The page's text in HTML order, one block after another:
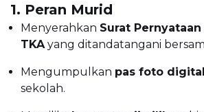
1. Peran Murid
Menyerahkan Surat
TKA yang ditandatangani
Mengumpulkan pas foto
sekolah.